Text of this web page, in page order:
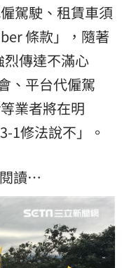
駕駛、租賃車須
條款」，隨著
傳達不滿心
、平台代僱駕
業者將在明
1修法說不」。
讀…